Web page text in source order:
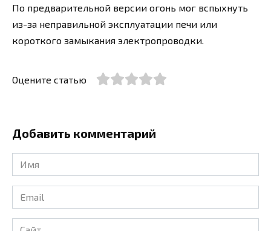
По предварительной версии огонь мог вспыхнуть
из-за неправильной эксплуатации печи или
короткого замыкания электропроводки.
Оцените статью
Добавить комментарий
Имя
*
Email
*
Сайт